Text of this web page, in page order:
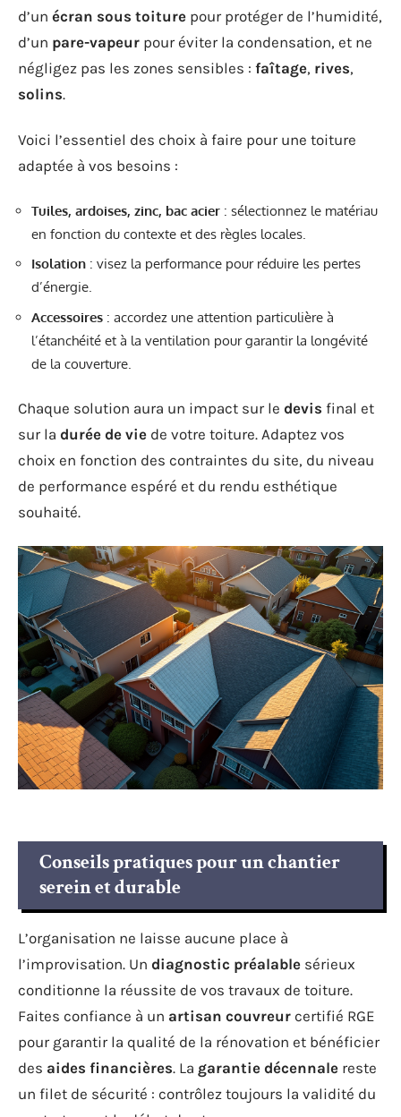
d’un écran sous toiture pour protéger de l’humidité,
d’un pare-vapeur pour éviter la condensation, et ne
négligez pas les zones sensibles : faîtage, rives,
solins.
Voici l’essentiel des choix à faire pour une toiture
adaptée à vos besoins :
Tuiles, ardoises, zinc, bac acier : sélectionnez le matériau
en fonction du contexte et des règles locales.
Isolation : visez la performance pour réduire les pertes
d’énergie.
Accessoires : accordez une attention particulière à
l’étanchéité et à la ventilation pour garantir la longévité
de la couverture.
Chaque solution aura un impact sur le devis final et
sur la durée de vie de votre toiture. Adaptez vos
choix en fonction des contraintes du site, du niveau
de performance espéré et du rendu esthétique
souhaité.
Conseils pratiques pour un chantier
serein et durable
L’organisation ne laisse aucune place à
l’improvisation. Un diagnostic préalable sérieux
conditionne la réussite de vos travaux de toiture.
Faites confiance à un artisan couvreur certifié RGE
pour garantir la qualité de la rénovation et bénéficier
des aides financières. La garantie décennale reste
un filet de sécurité : contrôlez toujours la validité du